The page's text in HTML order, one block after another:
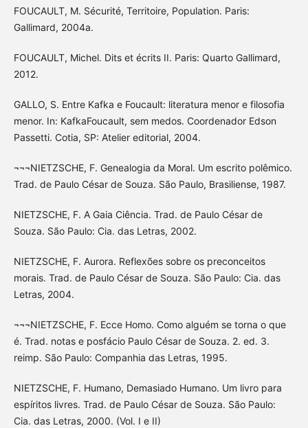
FOUCAULT, M. Sécurité, Territoire, Population. Paris:
Gallimard, 2004a.
FOUCAULT, Michel. Dits et écrits II. Paris: Quarto Gallimard,
2012.
GALLO, S. Entre Kafka e Foucault: literatura menor e filosofia
menor. In: KafkaFoucault, sem medos. Coordenador Edson
Passetti. Cotia, SP: Atelier editorial, 2004.
¬¬¬NIETZSCHE, F. Genealogia da Moral. Um escrito polêmico.
Trad. de Paulo César de Souza. São Paulo, Brasiliense, 1987.
NIETZSCHE, F. A Gaia Ciência. Trad. de Paulo César de
Souza. São Paulo: Cia. das Letras, 2002.
NIETZSCHE, F. Aurora. Reflexões sobre os preconceitos
morais. Trad. de Paulo César de Souza. São Paulo: Cia. das
Letras, 2004.
¬¬¬NIETZSCHE, F. Ecce Homo. Como alguém se torna o que
é. Trad. notas e posfácio Paulo César de Souza. 2. ed. 3.
reimp. São Paulo: Companhia das Letras, 1995.
NIETZSCHE, F. Humano, Demasiado Humano. Um livro para
espíritos livres. Trad. de Paulo César de Souza. São Paulo:
Cia. das Letras, 2000. (Vol. I e II)